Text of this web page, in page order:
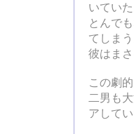
いていた
とんで
てしまう
彼はま
この劇
二男も
アしてい